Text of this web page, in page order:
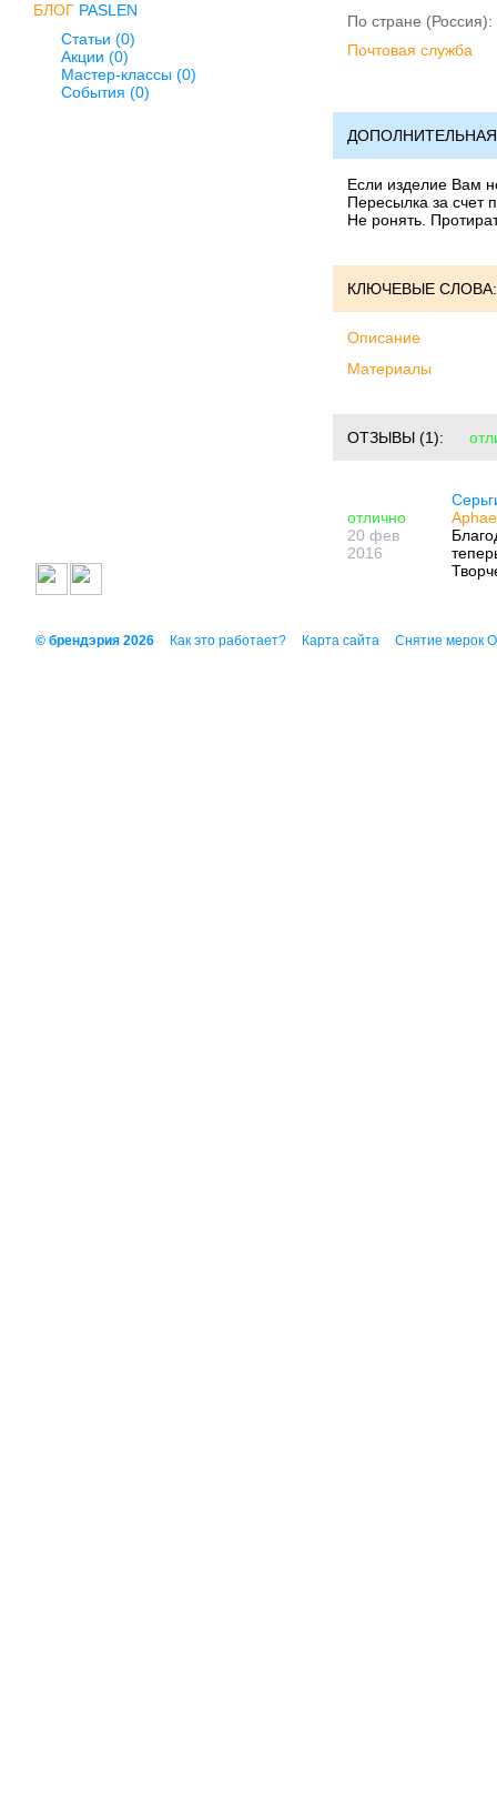
БЛОГ PASLEN
Статьи (0)
Акции (0)
Мастер-классы (0)
События (0)
По стране (Россия):
Почтовая служба
Если изделие Вам
Пересылка за счет
Не ронять.
КЛЮЧЕВЫЕ СЛОВА:
Описание
Материалы
ОТЗЫВЫ (1):
отлично
20 фев
2016
© брендэрия 2026 Как это работает? Карта сайта Снятие мерок